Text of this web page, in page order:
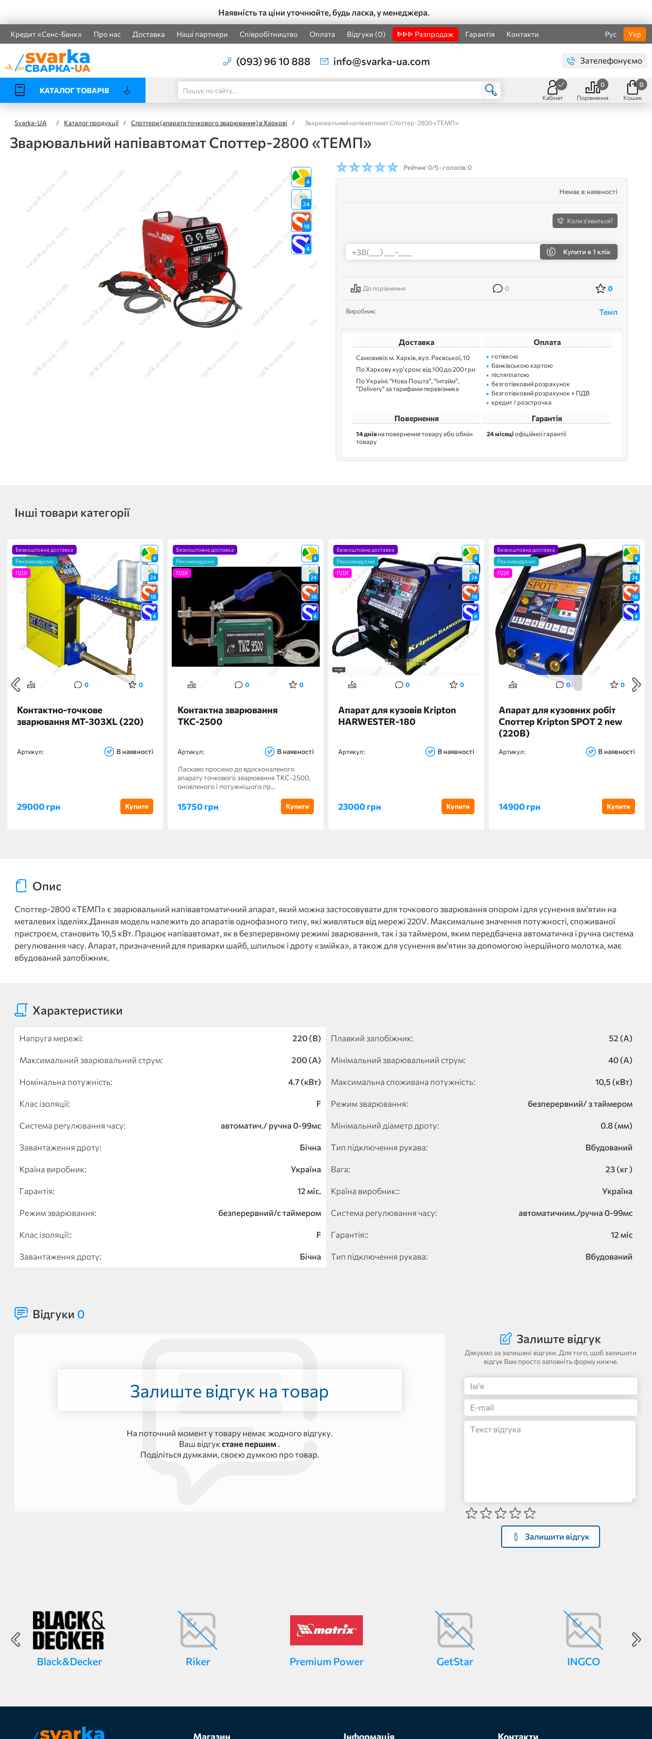
Наявність та ціни уточнюйте, будь ласка, у менеджера.
Кредит «Сенс-Банк» Про нас Доставка Наші партнери Співробітництво Оплата Відгуки (0) ᐈᐈᐈ Разпродаж Гарантія Контакти Рус Укр
(093) 96 10 888 info@svarka-ua.com Зателефонуємо
КАТАЛОГ ТОВАРІВ
Кабінет Порівняння
0
Кошик
0
Svarka-UA / Каталог продукції / Споттери (апарати точкового зварювання) в Харкові / Зварювальний напівавтомат Споттер-2800 «ТЕМП»
Зварювальний напівавтомат Споттер-2800 «ТЕМП»
4
24
18
4
Рейтинг0/5 - голосів: 0
Немає в наявності
Коли з'явиться?
Купити в 1 клік
До порівняння 0 0
Виробник: Темп
Доставка
Самовивіз: м. Харків, вул. Раєвської, 10
По Харкову кур'єром: від 100 до 200 грн
По Україні: "Нова Пошта", "Інтайм",
"Delivery" за тарифами перевізника
Оплата
готівкою
банківською картою
післяплатою
безготівковий розрахунок
безготівковий розрахунок + ПДВ
кредит / розстрочка
Повернення
14 днівна повернення товару або обмін
товару
Гарантія
24 місяціофіційної гарантії
Інші товари категорії
4
24
18
4
Безкоштовна доставка
Рекомендуємо
ПДВ
0 0
Контактно-точкове
зварювання МТ-303XL (220)
Артикул: В наявності
29000 грн Купити
4
24
18
4
Безкоштовна доставка
Рекомендуємо
ПДВ
0 0
Контактна зварювання
ТКС-2500
Артикул: В наявності
Ласкаво просимо до вдосконаленого
апарату точкового зварювання ТКС-2500,
оновленого і потужнішого пр...
15750 грн Купити
4
24
18
4
Безкоштовна доставка
Рекомендуємо
ПДВ
0 0
Апарат для кузовів Kripton
HARWESTER-180
Артикул: В наявності
23000 грн Купити
4
24
18
4
Безкоштовна доставка
Рекомендуємо
ПДВ
0 0
Апарат для кузовних робіт
Споттер Kripton SPOT 2 new
(220В)
Артикул: В наявності
14900 грн Купити
Опис
Споттер-2800 «ТЕМП» є зварювальний напівавтоматичний апарат, який можна застосовувати для точкового зварювання опором і для усунення вм'ятин на
металевих ізделіях.Данная модель належить до апаратів однофазного типу, які живляться від мережі 220V. Максимальне значення потужності, споживаної
пристроєм, становить 10,5 кВт. Працює напівавтомат, як в безперервному режимі зварювання, так і за таймером, яким передбачена автоматична і ручна система
регулювання часу. Апарат, призначений для приварки шайб, шпильок і дроту «змійка», а також для усунення вм'ятин за допомогою інерційного молотка, має
вбудований запобіжник.
Характеристики
Напруга мережі: 220 (В) Плавкий запобіжник: 52 (А)
Максимальний зварювальний струм: 200 (А) Мінімальний зварювальний струм: 40 (А)
Номінальна потужність: 4.7 (кВт) Максимальна споживана потужність: 10,5 (кВт)
Клас ізоляції: F Режим зварювання: безперервний/ з таймером
Система регулювання часу: автоматич./ ручна 0-99мс Мінімальний діаметр дроту: 0.8 (мм)
Завантаження дроту: Бічна Тип підключення рукава: Вбудований
Країна виробник: Україна Вага: 23 (кг )
Гарантія: 12 міс. Країна виробник:: Україна
Режим зварювання: безперервний/с таймером Система регулювання часу: автоматичним./ручна 0-99мс
Клас ізоляції:: F Гарантія:: 12 міс
Завантаження дроту: Бічна Тип підключення рукава: Вбудований
Відгуки 0
Залиште відгук на товар
На поточний момент у товару немає жодного відгуку.
Ваш відгукстане першим .
Поділіться думками, своєю думкою про товар.
Залиште відгук
Дякуємо за залишені відгуки. Для того, щоб залишити
відгук Вам просто заповніть форму нижче.
Залишити відгук
Black&Decker Riker Premium Power GetStar INGCO
Магазин Інформація Контакти